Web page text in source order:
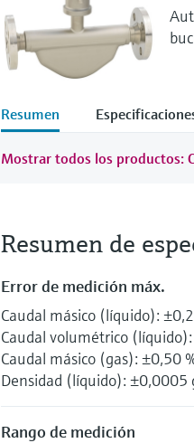
Resumen
Mostrar todos los productos:
Resumen de
Error de medición máx.
Caudal másico (líquido):
Caudal volumétrico
Caudal másico (gas): ±0,50
Densidad (líquido): ±0,0005
Rango de medición